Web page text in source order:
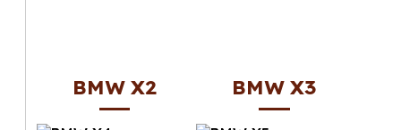
BMW X2 BMW X3